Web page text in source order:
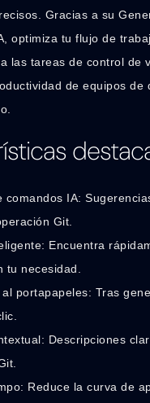
Gracias a su
optimiza tu flujo de
las tareas de control de
de equipos de
comandos IA:
Git.
Encuentra
tu necesidad.
portapapeles: Tras
Descripciones
Reduce la curva de